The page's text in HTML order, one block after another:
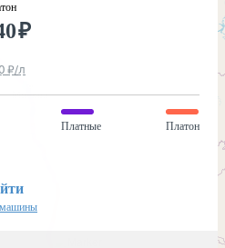
₽
₽/л
Платные Платон